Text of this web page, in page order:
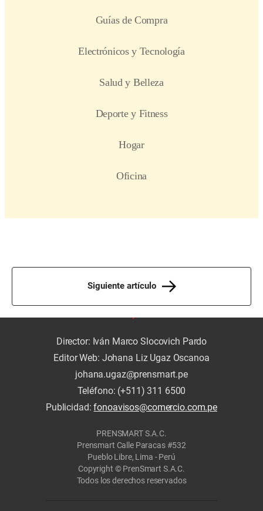
Siguiente artículo
Director: Iván Marco Slocovich Pardo
Editor Web: Johana Liz Ugaz Oscanoa
johana.ugaz@prensmart.pe
Teléfono: (+511) 311 6500
Publicidad:fonoavisos@comercio.com.pe
PRENSMART S.A.C.
Prensmart Calle Paracas #532
Pueblo Libre, Lima - Perú
Copyright © PrenSmart S.A.C.
Todos los derechos reservados